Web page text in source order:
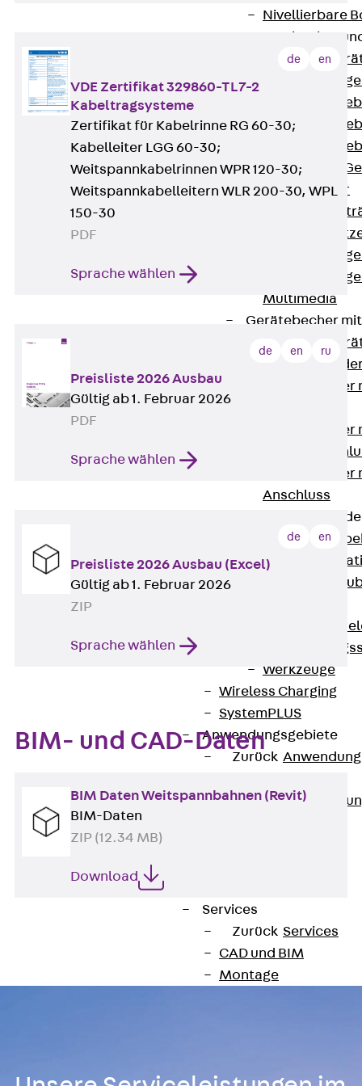
Nivellierbare
Gerätebecher
Zurück
Runde
Eckige
Eckige
Zubehör für
Geräteträger
Multimedia
Gerätebecher
Gerätebecher
Gerätebecher
GST18-
Gerätebecher
Anschluss
Zubehör für
Zurück
Optionales
Werkzeuge
Wireless Charging
SystemPLUS
Anwendungsgebiete
Zurück
Bodengeführte
Services
Zurück Services
CAD und BIM
Montage
de en
VDE Zertifikat 329860-TL7-2
Kabeltragsysteme
Zertifikat für Kabelrinne RG 60-30;
Kabelleiter LGG 60-30;
Weitspannkabelrinnen WPR 120-30;
Weitspannkabelleitern WLR 200-30, WPL
150-30
PDF
Sprache wählen
de en ru
Preisliste 2026 Ausbau
Gültig ab 1. Februar 2026
PDF
Sprache wählen
de en
Preisliste 2026 Ausbau (Excel)
Gültig ab 1. Februar 2026
ZIP
Sprache wählen
BIM- und CAD-Daten
BIM Daten Weitspannbahnen (Revit)
BIM-Daten
ZIP (12.34 MB)
Download